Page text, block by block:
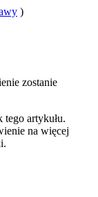
)
zostanie
artykułu.
na więcej